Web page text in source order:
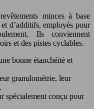
minces à base
d’additifs, employés pour
Ils conviennent
et des pistes cyclables.
bonne étanchéité et
granulométrie, leur
spécialement conçu pour